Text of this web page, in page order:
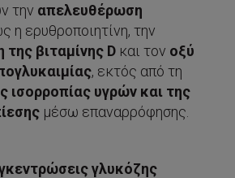
την απελευθέρωση
η ερυθροποιητίνη, την
της βιταμίνης D και τον οξύ
, εκτός από τη
ισορροπίας υγρών και της
μέσω επαναρρόφησης.
γλυκόζης